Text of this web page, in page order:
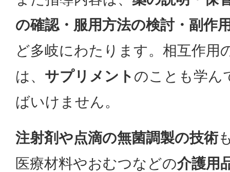
の確認・服用方法の検討・副作
ど多岐にわたります。相互作用
は、 サプリメント のことも学ん
ばいけません。
注射剤や点滴の無菌調製の技術
医療材料やおむつなどの介護用